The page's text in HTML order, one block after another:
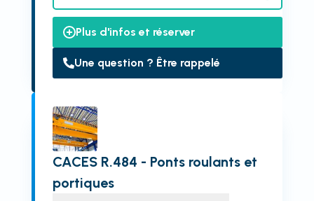
Plus d'infos et réserver
Une question ? Être rappelé
CACES R.484 - Ponts roulants et
portiques